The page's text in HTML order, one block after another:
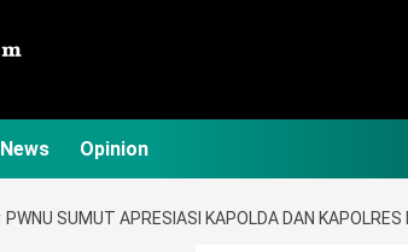
News Opinion
PWNU SUMUT APRESIASI KAPOLDA DAN